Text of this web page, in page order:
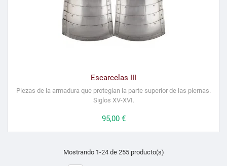
Escarcelas III
Piezas de la armadura que protegían la parte superior de las piernas.
Siglos XV-XVI.
Precio
95,00 €
Mostrando 1-24 de 255 producto(s)